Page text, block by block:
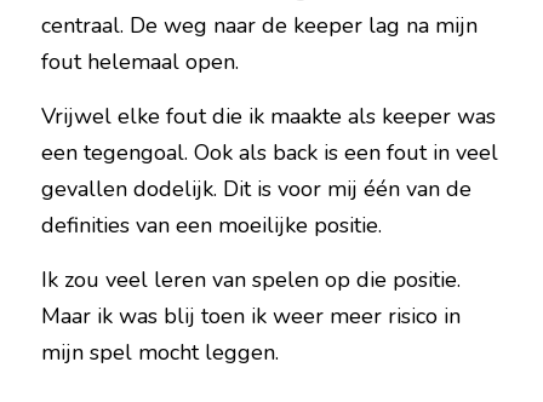
centraal. De weg naar de keeper lag na mijn
fout helemaal open.
Vrijwel elke fout die ik maakte als keeper was
een tegengoal. Ook als back is een fout in veel
gevallen dodelijk. Dit is voor mij één van de
definities van een moeilijke positie.
Ik zou veel leren van spelen op die positie.
Maar ik was blij toen ik weer meer risico in
mijn spel mocht leggen.